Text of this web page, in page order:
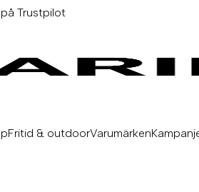
Trustpilot
Fritid & outdoorVarumärken